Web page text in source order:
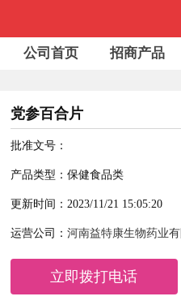
公司首页 招商产品
党参百合片
批准文号：
产品类型：保健食品类
更新时间：2023/11/21 15:05:20
运营公司：河南益特康生物药业有
立即拨打电话